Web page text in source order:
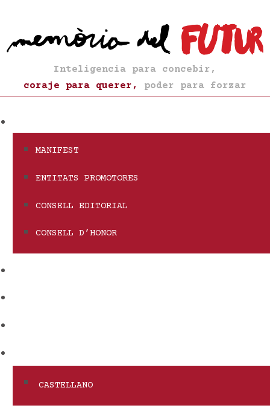
Inteligencia para concebir,
coraje para querer,
poder para forzar
MANIFEST
ENTITATS PROMOTORES
CONSELL EDITORIAL
CONSELL D’HONOR
CASTELLANO